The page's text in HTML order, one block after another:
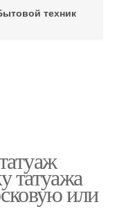
техник
татуажа
или